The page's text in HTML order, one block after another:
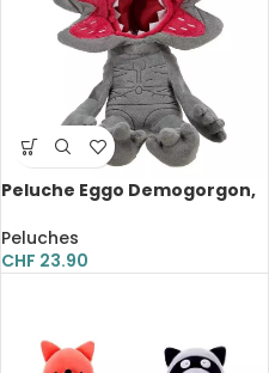
Peluche Eggo Demogorgon,
Peluches
CHF 23.90